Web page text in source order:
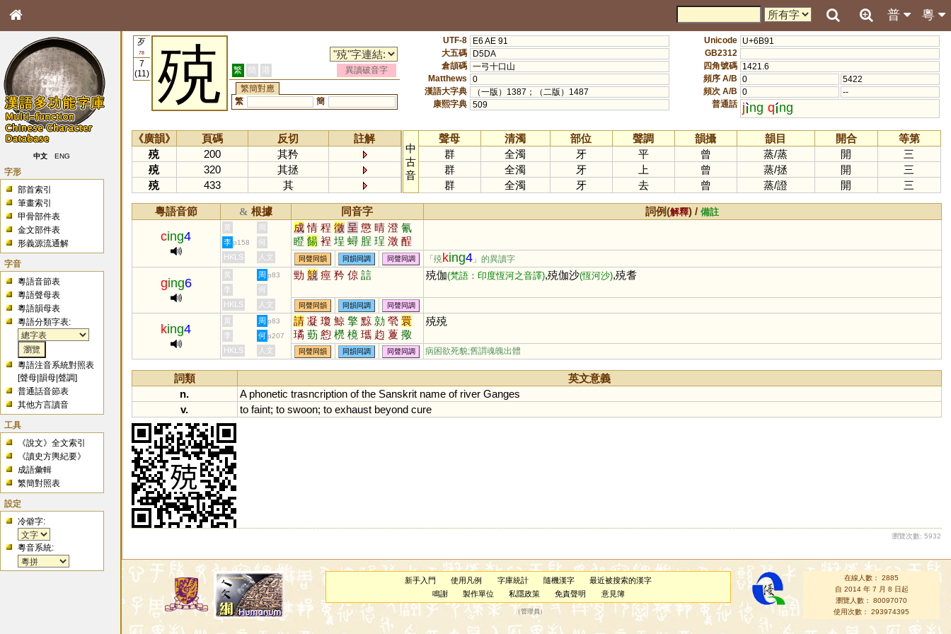
粵
普
中文 ENG
字形
部首索引
筆畫索引
甲骨部件表
金文部件表
形義源流通解
字音
粵語音節表
粵語聲母表
粵語韻母表
粵語分類字表:
粵語注音系統對照表
[聲母 |韻母 |聲調]
普通話音節表
其他方言讀音
工具
《說文》全文索引
《讀史方輿紀要》
成語彙輯
繁簡對照表
設定
冷僻字:
粵音系統:
歹
78
7
(11)
殑 繁 簡 港
異讀破音字
繁簡對應
繁
簡
UTF-8
E6 AE 91
大五碼
D5DA
倉頡碼 一弓十口山
Matthews
0
漢語大字典
（一版）1387；（二版）1487
康熙字典 509
Unicode U+6B91
GB2312
四角號碼 1421.6
頻序 A/B 0
5422
頻次 A/B 0
--
普通話 j ng q ng
《廣韻》 頁碼 反切
註解
殑
200
其矜
殑
320
其拯
殑
433 其
中
古
音
聲母 清濁 部位 聲調 韻攝 韻目 開合
等第
群
全濁 牙 平 曾 蒸/蒸 開
三
群
全濁 牙 上 曾 蒸/拯 開
三
群
全濁 牙 去 曾 蒸/證 開 三
粵語音節 & 根據 同音字 詞例(解釋) /備註
cing4
黃 周 成 情 程 徵 呈 懲 晴 澄 氰
瞪 餳 裎 埕 蟳 脭 珵 澂 酲
李 p158
何
HKLS
人文 同聲同韻 同韻同調 同聲同調 「殑king4 」的異讀字
ging6
黃 周 p83 勁 競 痙 矜 倞 誩 殑伽(梵語：印度恆河之音譯),殑伽沙(恆河沙),殑耆
李
何
HKLS
人文 同聲同韻 同韻同調 同聲同調
king4
黃 周 p83 請 凝 瓊 鯨 擎 黥 勍 煢 睘
璚 葝 憌 橩 樈 瓗 赹 藑 擏
嬛 瞏 惸 檠
殑殑
李 何 p207
HKLS 人文 同聲同韻 同韻同調 同聲同調 病困欲死貌;舊謂魂魄出體
詞類
英文意義
n.
A phonetic trasncription of the Sanskrit name of river Ganges
v.
to faint; to swoon; to exhaust beyond cure
瀏覽次數: 5932
新手入門 使用凡例 字庫統計 隨機漢字
最近被搜索的漢字
鳴謝
製作單位 私隱政策 免責聲明 意見簿
（管理員 ）
在線人數： 2885
自 2014 年 7 月 8 日起
瀏覽人數： 80097070
使用次數： 293974395